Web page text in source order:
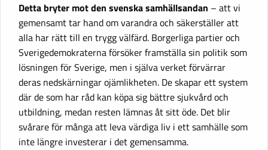
Detta bryter mot den svenska samhällsandan – att vi
gemensamt tar hand om varandra och säkerställer att
alla har rätt till en trygg välfärd. Borgerliga partier och
Sverigedemokraterna försöker framställa sin politik som
lösningen för Sverige, men i själva verket förvärrar
deras nedskärningar ojämlikheten. De skapar ett system
där de som har råd kan köpa sig bättre sjukvård och
utbildning, medan resten lämnas åt sitt öde. Det blir
svårare för många att leva värdiga liv i ett samhälle som
inte längre investerar i det gemensamma.